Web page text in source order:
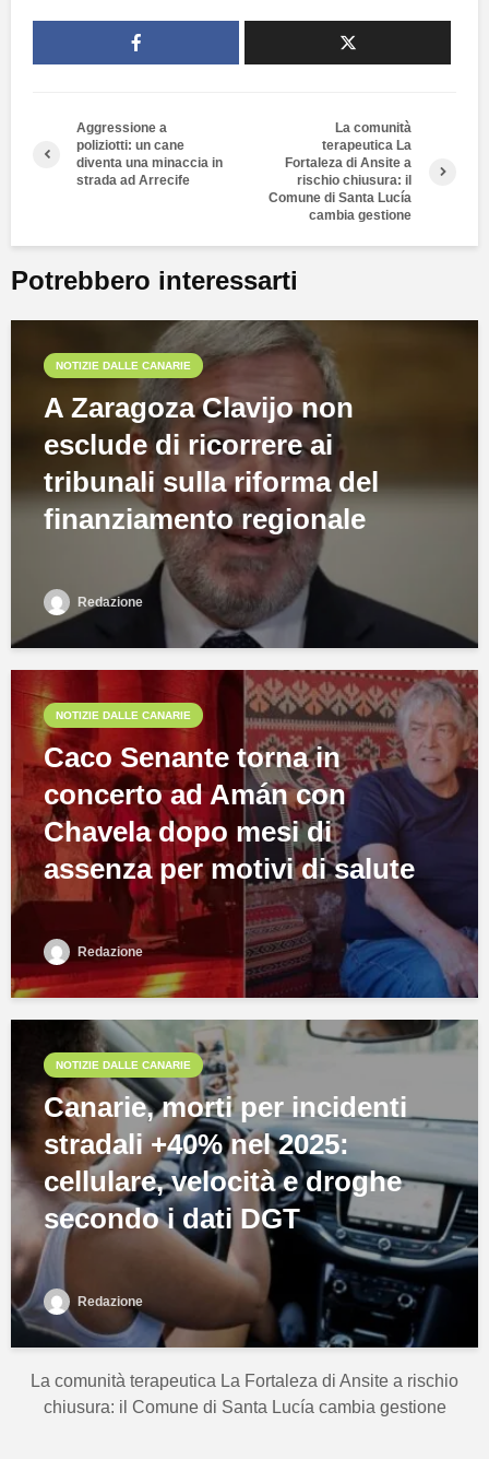
Aggressione a
poliziotti: un cane
diventa una minaccia in
strada ad Arrecife
La comunità
terapeutica La
Fortaleza di Ansite a
rischio chiusura: il
Comune di Santa Lucía
cambia gestione
Potrebbero interessarti
NOTIZIE DALLE CANARIE
A Zaragoza Clavijo non
esclude di ricorrere ai
tribunali sulla riforma del
finanziamento regionale
Redazione
NOTIZIE DALLE CANARIE
Caco Senante torna in
concerto ad Amán con
Chavela dopo mesi di
assenza per motivi di salute
Redazione
NOTIZIE DALLE CANARIE
Canarie, morti per incidenti
stradali +40% nel 2025:
cellulare, velocità e droghe
secondo i dati DGT
Redazione
La comunità terapeutica La Fortaleza di Ansite a rischio
chiusura: il Comune di Santa Lucía cambia gestione